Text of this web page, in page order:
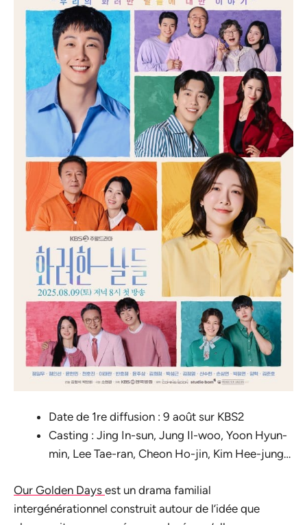
Date de 1re diffusion : 9 août sur KBS2
Casting : Jing In-sun, Jung Il-woo, Yoon Hyun-
min, Lee Tae-ran, Cheon Ho-jin, Kim Hee-jung…
Our Golden Days est un drama familial
intergénérationnel construit autour de l’idée que